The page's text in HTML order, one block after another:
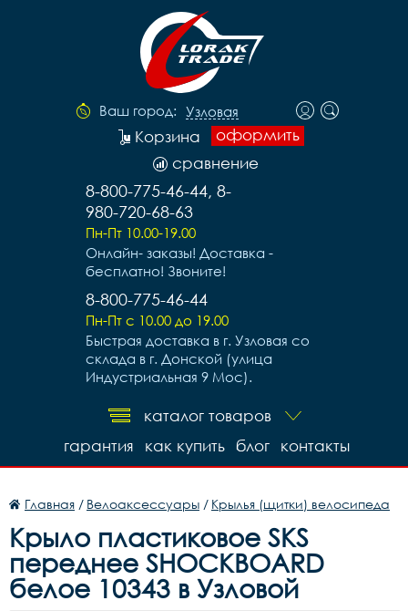
Ваш город: Узловая
оформить
Корзина
сравнение
8-800-775-46-44, 8-
980-720-68-63
Пн-Пт 10.00-19.00
Онлайн- заказы! Доставка -
бесплатно! Звоните!
8-800-775-46-44
Пн-Пт с 10.00 до 19.00
Быстрая доставка в г. Узловая со
склада в г. Донской (улица
Индустриальная 9 Мос).
каталог товаров
контакты
блог
как купить
гарантия
Главная / Велоаксессуары / Крылья (щитки) велосипеда
Крыло пластиковое SKS
переднее SHOCKBOARD
белое 10343 в Узловой